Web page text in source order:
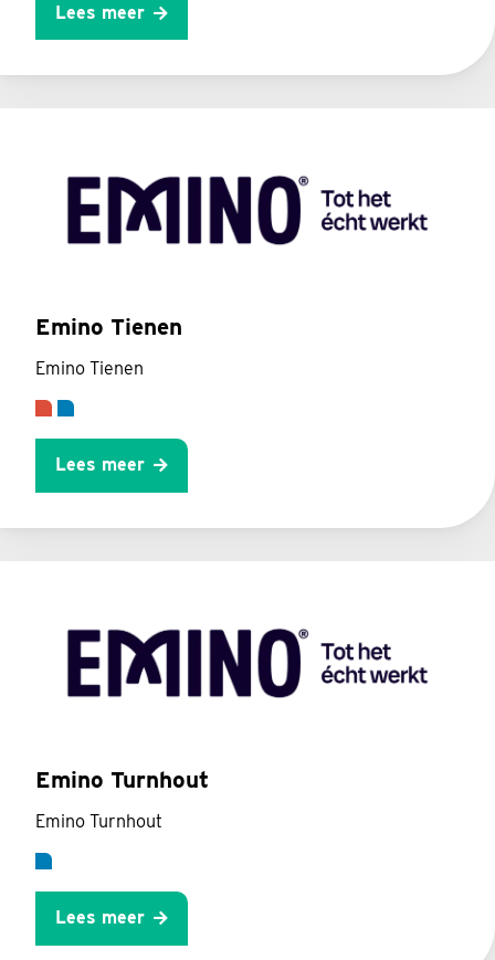
Lees meer
Emino Tienen
Emino Tienen
Lees meer
Emino Turnhout
Emino Turnhout
Lees meer